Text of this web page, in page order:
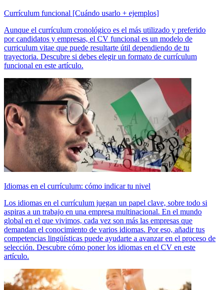
Currículum funcional [Cuándo usarlo + ejemplos]
Aunque el currículum cronológico es el más utilizado y preferido
por candidatos y empresas, el CV funcional es un modelo de
curriculum vitae que puede resultarte útil dependiendo de tu
trayectoria. Descubre si debes elegir un formato de currículum
funcional en este artículo.
Idiomas en el currículum: cómo indicar tu nivel
Los idiomas en el currículum juegan un papel clave, sobre todo si
aspiras a un trabajo en una empresa multinacional. En el mundo
global en el que vivimos, cada vez son más las empresas que
demandan el conocimiento de varios idiomas. Por eso, añadir tus
competencias lingüísticas puede ayudarte a avanzar en el proceso de
selección. Descubre cómo poner los idiomas en el CV en este
artículo.